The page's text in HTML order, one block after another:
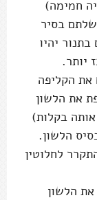
חמימה)
בסיר
יהיו
יותר.
הקליפה
את הלשון
בקלות)
הלשון.
לחלוטין
הלשון